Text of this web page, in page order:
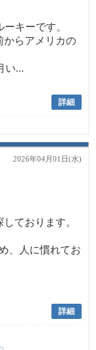
キーです。
からアメリカの
い...
詳細
2026年04月01日(水)
ております。
、人に慣れてお
詳細